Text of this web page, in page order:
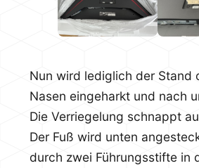
Nun wird lediglich der Stand
Nasen eingeharkt und nach
Die Verriegelung schnappt
Der Fuß wird unten
durch zwei Führungsstifte in